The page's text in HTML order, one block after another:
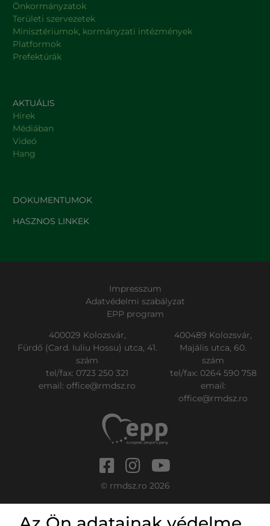
Önkormányzatok
Területi szervezetek
Minisztériumok, kormányzati intézmények
Platformok
Prefektúrák
AKTUÁLIS
Hírek
Médiában
Videó
Hang
DOKUMENTUMOK
HASZNOS LINKEK
Impresszum
Adatvédelmi szabályzat
EPP program
400029 Kolozsvár,
Fürdő (Card. Iuliu Hossu) utca, 41.
szám
tel/fax: 0723 250 321
email:office@rmdsz.ro
400489 Kolozsvár,
Majális utca, 60.
szám
tel/fax: 0264 590 758
email:
office@rmdsz.ro
© rmdsz.ro 2026